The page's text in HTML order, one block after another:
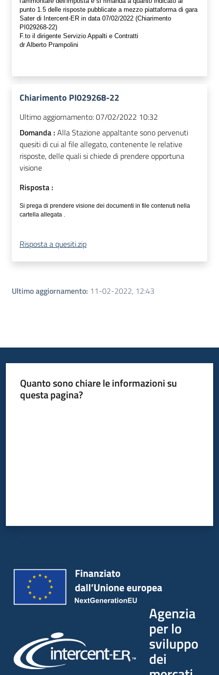
punto 1.5 delle risposte pubblicate a mezzo piattaforma di gara
Sater di Intercent-ER in data 07/02/2022 (Chiarimento
PI029268-22)
F.to il dirigente Servizio Appalti e Contratti
dr Alberto Prampolini
Chiarimento PI029268-22
Ultimo aggiornamento:07/02/2022 10:32
Domanda : Alla Stazione appaltante sono pervenuti
quesiti di cui al file allegato, contenente le relative
risposte, delle quali si chiede di prendere opportuna
visione
Risposta :
Si prega di prendere visione dei documenti in file contenuti nella
cartella allegata .
Risposta a quesiti.zip
Ultimo aggiornamento: 11-02-2022, 12:43
Quanto sono chiare le informazioni su
questa pagina?
Agenzia
per lo
sviluppo
dei